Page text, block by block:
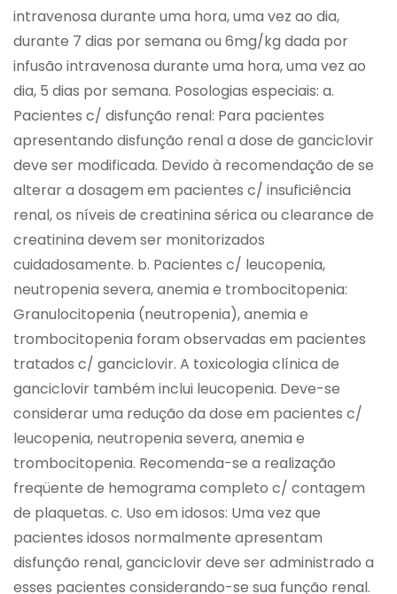
intravenosa durante uma hora, uma vez ao dia,
durante 7 dias por semana ou 6mg/kg dada por
infusão intravenosa durante uma hora, uma vez ao
dia, 5 dias por semana. Posologias especiais: a.
Pacientes c/ disfunção renal: Para pacientes
apresentando disfunção renal a dose de ganciclovir
deve ser modificada. Devido à recomendação de se
alterar a dosagem em pacientes c/ insuficiência
renal, os níveis de creatinina sérica ou clearance de
creatinina devem ser monitorizados
cuidadosamente. b. Pacientes c/ leucopenia,
neutropenia severa, anemia e trombocitopenia:
Granulocitopenia (neutropenia), anemia e
trombocitopenia foram observadas em pacientes
tratados c/ ganciclovir. A toxicologia clínica de
ganciclovir também inclui leucopenia. Deve-se
considerar uma redução da dose em pacientes c/
leucopenia, neutropenia severa, anemia e
trombocitopenia. Recomenda-se a realização
freqüente de hemograma completo c/ contagem
de plaquetas. c. Uso em idosos: Uma vez que
pacientes idosos normalmente apresentam
disfunção renal, ganciclovir deve ser administrado a
esses pacientes considerando-se sua função renal.